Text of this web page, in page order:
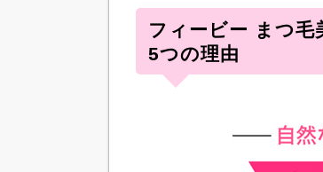
フィービー まつ毛
5つの理由